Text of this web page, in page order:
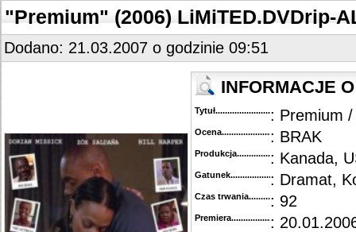
"Premium" (2006) LiMiTED.DVDrip-
Dodano: 21.03.2007 o godzinie 09:51
INFORMACJE
Tytuł............................................
: Premium
Ocena.............................................
: BRAK
Produkcja.........................................
: Kanada,
Gatunek...........................................
: Dramat,
Czas trwania......................................
: 92
Premiera..........................................
: